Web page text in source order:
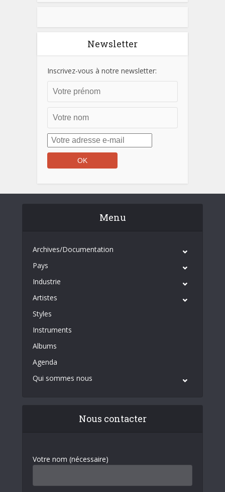
Newsletter
Inscrivez-vous à notre newsletter:
Menu
Archives/Documentation
Pays
Industrie
Artistes
Styles
Instruments
Albums
Agenda
Qui sommes nous
Nous contacter
Votre nom (nécessaire)